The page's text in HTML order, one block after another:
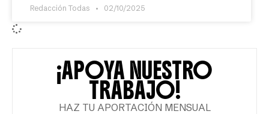
Redacción Todas 02/10/2025
¡APOYA NUESTRO
TRABAJO!
HAZ TU APORTACIÓN MENSUAL